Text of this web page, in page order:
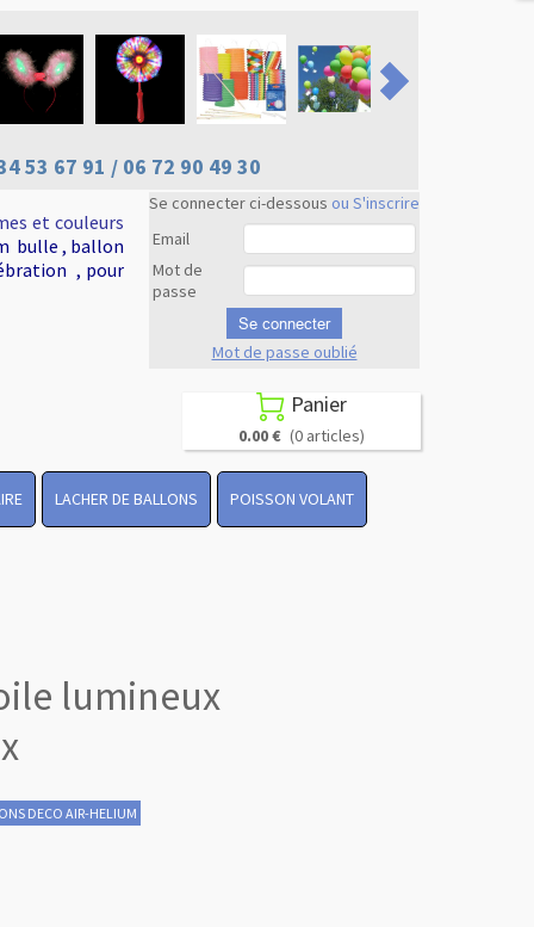
53 67 91 / 06 72 90 49 30
Se connecter ci-dessous ou S'inscrire
Email
Mot de
passe
Se connecter
Mot de passe oublié
et couleurs
bulle , ballon
, pour
 Panier
0.00 € (0 articles)
LACHER DE BALLONS POISSON VOLANT
lumineux
DECO AIR-HELIUM